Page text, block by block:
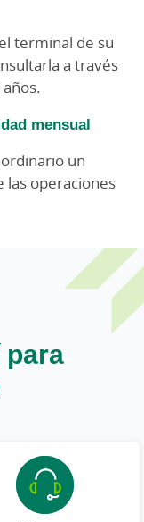
terminal de su
a través
mensual
un
las operaciones